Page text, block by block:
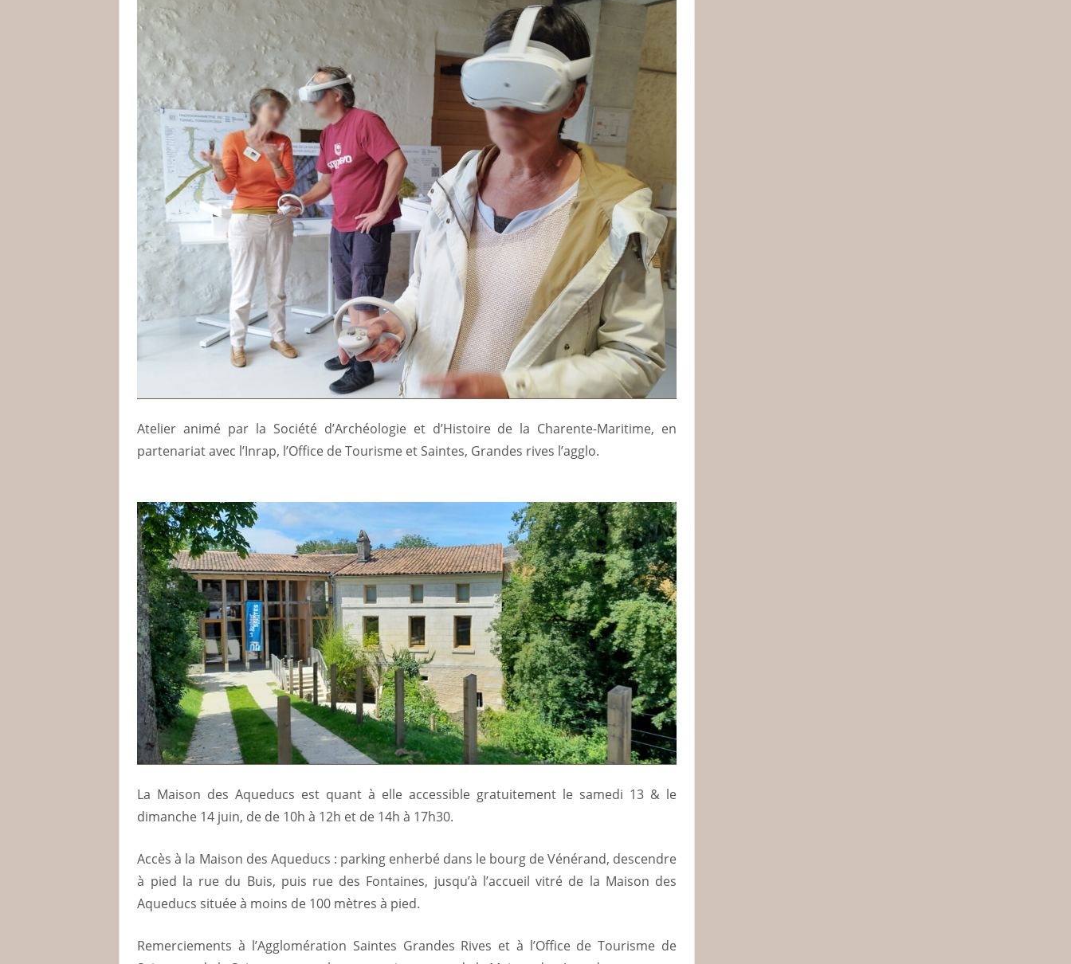
Atelier animé par la Société d’Archéologie et d’Histoire de la Charente-Maritime, en
partenariat avec l’Inrap, l’Office de Tourisme et Saintes, Grandes rives l’agglo.
La Maison des Aqueducs est quant à elle accessible gratuitement le samedi 13 & le
dimanche 14 juin, de de 10h à 12h et de 14h à 17h30.
Accès à la Maison des Aqueducs : parking enherbé dans le bourg de Vénérand, descendre
à pied la rue du Buis, puis rue des Fontaines, jusqu’à l’accueil vitré de la Maison des
Aqueducs située à moins de 100 mètres à pied.
Remerciements à l’Agglomération Saintes Grandes Rives et à l’Office de Tourisme de